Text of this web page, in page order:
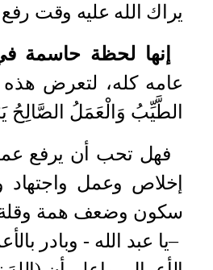
يراك الله عليه وقت
إنها لحظة حاسمة
عامه كله، لتعرض هذه
الطَّيِّبُ وَالْعَمَلُ الصَّالِحُ
فهل تحب أن يرفع
إخلاص وعمل
سكون وضعف همة وقلة
–يا عبد الله - وبادر